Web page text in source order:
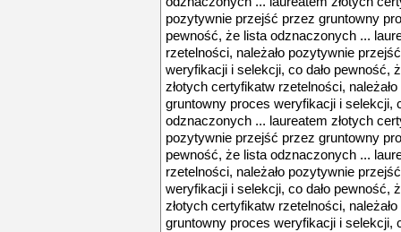
pozytywnie przejść przez gruntowny
pewność, że lista odznaczonych ...
rzetelności, należało pozytywnie
weryfikacji i selekcji, co dało pewność,
złotych certyfikatw rzetelności,
gruntowny proces weryfikacji i selekcji,
odznaczonych ... laureatem złotych
pozytywnie przejść przez gruntowny
pewność, że lista odznaczonych ...
rzetelności, należało pozytywnie
weryfikacji i selekcji, co dało pewność,
złotych certyfikatw rzetelności,
gruntowny proces weryfikacji i selekcji,